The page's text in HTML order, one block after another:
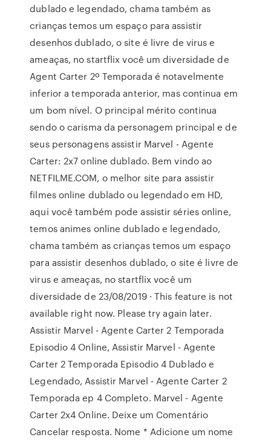
dublado e legendado, chama também as
crianças temos um espaço para assistir
desenhos dublado, o site é livre de virus e
ameaças, no startflix você um diversidade de
Agent Carter 2º Temporada é notavelmente
inferior a temporada anterior, mas continua em
um bom nível. O principal mérito continua
sendo o carisma da personagem principal e de
seus personagens assistir Marvel - Agente
Carter: 2x7 online dublado. Bem vindo ao
NETFILME.COM, o melhor site para assistir
filmes online dublado ou legendado em HD,
aqui você também pode assistir séries online,
temos animes online dublado e legendado,
chama também as crianças temos um espaço
para assistir desenhos dublado, o site é livre de
virus e ameaças, no startflix você um
diversidade de 23/08/2019 · This feature is not
available right now. Please try again later.
Assistir Marvel - Agente Carter 2 Temporada
Episodio 4 Online, Assistir Marvel - Agente
Carter 2 Temporada Episodio 4 Dublado e
Legendado, Assistir Marvel - Agente Carter 2
Temporada ep 4 Completo. Marvel - Agente
Carter 2x4 Online. Deixe um Comentário
Cancelar resposta. Nome * Adicione um nome